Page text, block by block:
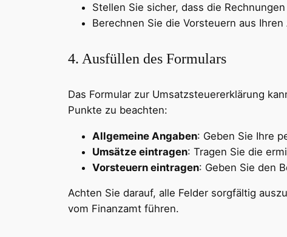
Stellen Sie sicher, dass die
Berechnen Sie die Vorsteuern aus
4. Ausfüllen des Formulars
Das Formular zur Umsatzsteuererklärung
Punkte zu beachten:
Allgemeine Angaben: Geben Sie Ihre
Umsätze eintragen: Tragen Sie die
Vorsteuern eintragen: Geben Sie den
Achten Sie darauf, alle Felder sorgfältig
vom Finanzamt führen.